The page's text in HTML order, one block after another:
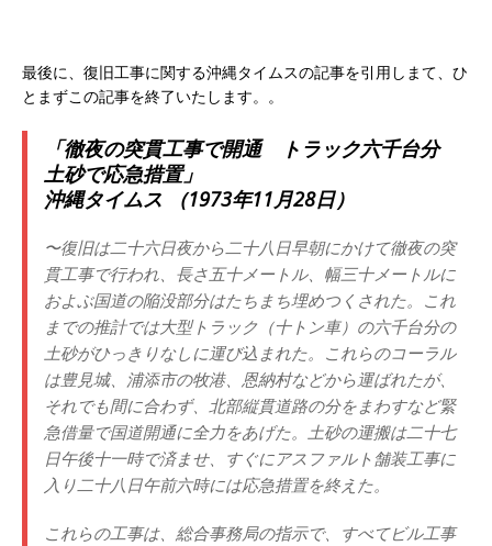
最後に、復旧工事に関する沖縄タイムスの記事を引用しまて、ひ
とまずこの記事を終了いたします。。
「徹夜の突貫工事で開通 トラック六千台分
土砂で応急措置」
沖縄タイムス （1973年11月28日）
〜復旧は二十六日夜から二十八日早朝にかけて徹夜の突
貫工事で行われ、長さ五十メートル、幅三十メートルに
およぶ国道の陥没部分はたちまち埋めつくされた。これ
までの推計では大型トラック（十トン車）の六千台分の
土砂がひっきりなしに運び込まれた。これらのコーラル
は豊見城、浦添市の牧港、恩納村などから運ばれたが、
それでも間に合わず、北部縦貫道路の分をまわすなど緊
急借量で国道開通に全力をあげた。土砂の運搬は二十七
日午後十一時で済ませ、すぐにアスファルト舗装工事に
入り二十八日午前六時には応急措置を終えた。
これらの工事は、総合事務局の指示で、すべてビル工事